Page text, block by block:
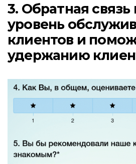
3. Обратная
уровень
клиентов и
удержанию